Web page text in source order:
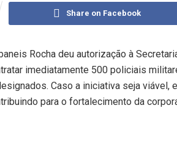
Share on Facebook
Rocha deu autorização à
imediatamente 500 policiais
Caso a iniciativa seja viável,
para o fortalecimento da